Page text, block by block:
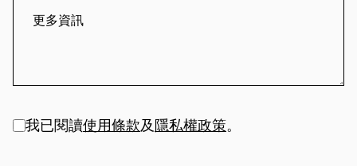
我已閱讀使用條款及隱私權政策。